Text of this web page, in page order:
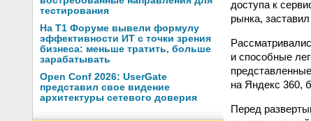
тестирования
На Т1 Форуме вывели формулу
эффективности ИТ с точки зрения
бизнеса: меньше тратить, больше
зарабатывать
Open Conf 2026: UserGate
представил свое видение
архитектуры сетевого доверия
доступа к
рынка,
и способные
на Яндекс 360,
Перед